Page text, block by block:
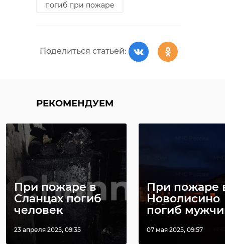
погиб при пожаре
Поделиться статьей:
РЕКОМЕНДУЕМ
При пожаре в
Сланцах погиб
человек
23 апреля 2025, 09:35
При пожаре
Новолисино
погиб
07 мая 2025, 09:57
В поселке
скелетированные
останки человека
20 октября 2025, 12:22
Когда мама велела прибраться в
делами. Малышу пришлось
самостоятельно заменить подстилку в
норе, а затем убраться перед входом.
марьино альпака
детеныши животные
Поделиться статьей: